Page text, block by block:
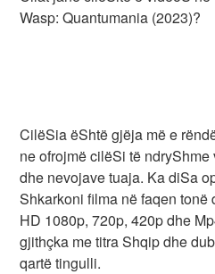
Wasp: Quantumania (2023)?
CilëSia ëShtë gjëja më e
ne ofrojmë cilëSi të
dhe nevojave tuaja. Ka diSa
Shkarkoni filma në faqen tonë
HD 1080p, 720p, 420p dhe
gjithçka me titra Shqip dhe
qartë tingulli.